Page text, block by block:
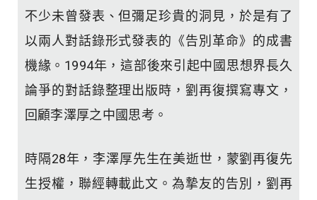
不少未曾發表、但彌足珍貴的洞見，於是有了
以兩人對話錄形式發表的《告別革命》的成書
機緣。1994年，這部後來引起中國思想界長久
論爭的對話錄整理出版時，劉再復撰寫專文，
回顧李澤厚之中國思考。
時隔28年，李澤厚先生在美逝世，蒙劉再復先
生授權，聯經轉載此文。為摯友的告別，劉再